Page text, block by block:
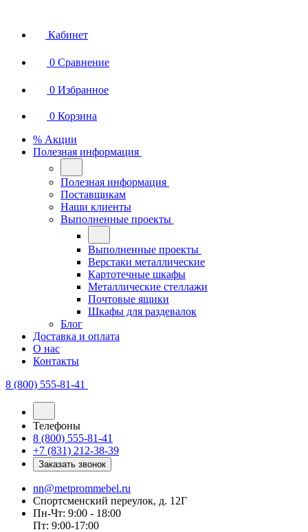
Кабинет
0 Сравнение
0 Избранное
0 Корзина
% Акции
Полезная информация
Полезная информация
Поставщикам
Наши клиенты
Выполненные проекты
Выполненные проекты
Верстаки металлические
Картотечные шкафы
Металлические стеллажи
Почтовые ящики
Шкафы для раздевалок
Блог
Доставка и оплата
О нас
Контакты
8 (800) 555-81-41
Телефоны
8 (800) 555-81-41
+7 (831) 212-38-39
Заказать звонок
nn@metprommebel.ru
Спортсменский переулок, д. 12Г
Пн-Чт: 9:00 - 18:00
Пт: 9:00-17:00